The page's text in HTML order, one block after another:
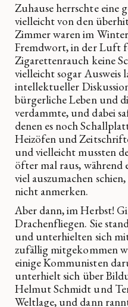
Zuhause herrschte eine
vielleicht von den
Zimmer waren im
Fremdwort, in der Luft
Zigarettenrauch keine
vielleicht sogar Ausweis
intellektueller
bürgerliche Leben und
verdammte, und dabei
denen es noch
Heizöfen und
und vielleicht mussten
öfter mal raus, während
viel auszumachen
nicht anmerken.
Aber dann, im Herbst!
Drachenfliegen. Sie
und unterhielten sich
zufällig mitgekommen
einige Kommunisten
unterhielt sich über
Helmut Schmidt und
Weltlage, und dann